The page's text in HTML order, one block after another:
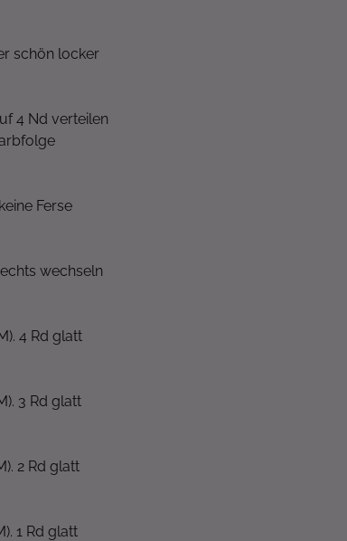
schön locker
4 Nd verteilen
Ferse
wechseln
4 Rd glatt
3 Rd glatt
2 Rd glatt
1 Rd glatt